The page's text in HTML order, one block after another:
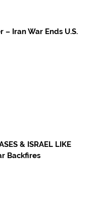
Iran War Ends U.S.
& ISRAEL LIKE
Backfires